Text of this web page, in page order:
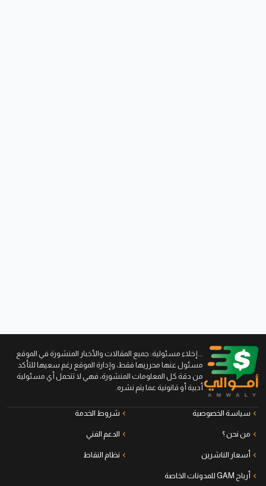
...إخلاء مسئولية: جميع المقالات والأخبار المنشورة في الموقع
مسئول عنها محرريها فقط، وإدارة الموقع رغم سعيها للتأكد
من دقة كل المعلومات المنشورة، فهي لا تتحمل أي مسئولية
أدبية أو قانونية عما يتم نشره.
سياسة الخصوصية شروط الخدمة
من نحن ؟ الدعم الفني
أسعار الناشرين نظام النقاط
أرباح GAM للمدونات الخاصة